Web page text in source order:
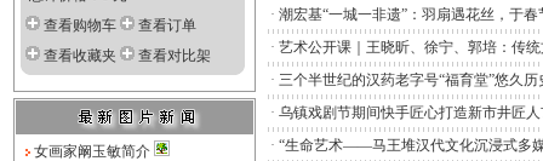
查看购物车
查看订单
查看收藏夹
查看对比架
女画家阚玉敏简介
· 潮宏基“一城一非遗”：羽扇遇花丝，于
· 艺术公开课｜王晓昕、徐宁、郭培：传
· 三个半世纪的汉药老字号“福育堂”悠久历
· 乌镇戏剧节期间快手匠心打造新市井匠
· “生命艺术——马王堆汉代文化沉浸式多